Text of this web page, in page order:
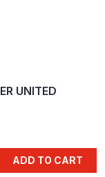
UNITED
ADD TO CART